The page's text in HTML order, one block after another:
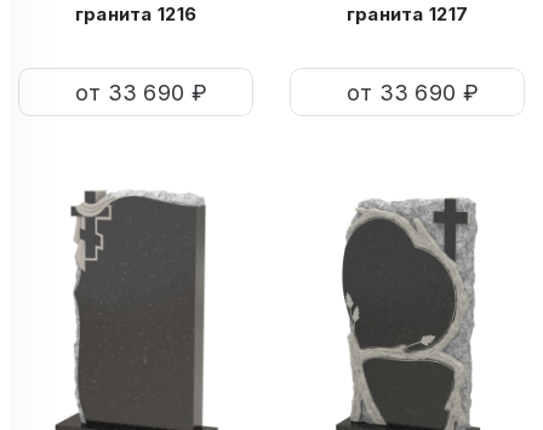
гранита 1216
от 33 690 ₽
гранита 1217
от 33 690 ₽